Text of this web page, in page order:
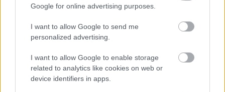
Google for online advertising purposes.
I want to allow Google to send me
personalized advertising.
I want to allow Google to enable storage
related to analytics like cookies on web or
device identifiers in apps.
Mikor elkezdtem szemetet szedni búvárkodás
közben, a többiek is követték a példám.
© Torben
Lonne
Egyéni cselekedeteink azonban önmagukban nem
lesznek elégségesek, tovább is kell lépnünk. A